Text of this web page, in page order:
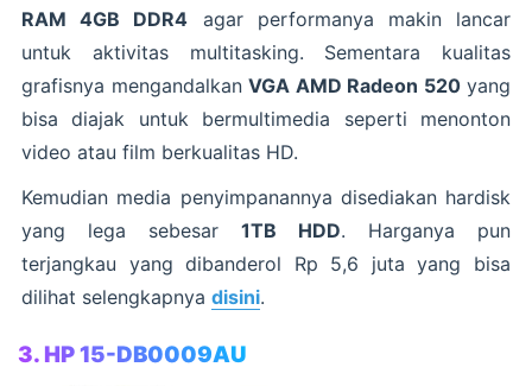
RAM 4GB DDR4 agar performanya makin lancar
untuk aktivitas multitasking. Sementara kualitas
grafisnya mengandalkan VGA AMD Radeon 520yang
bisa diajak untuk bermultimedia seperti menonton
video atau film berkualitas HD.
Kemudian media penyimpanannya disediakan hardisk
yang lega sebesar 1TB HDD. Harganya pun
terjangkau yang dibanderol Rp 5,6 juta yang bisa
dilihat selengkapnya disini.
3. HP 15-DB0009AU